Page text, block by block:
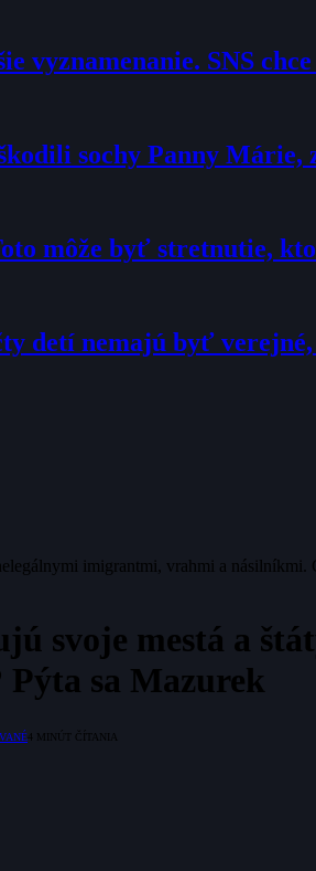
vyznamenanie. SNS
sochy Panny
môže byť stretnutie,
detí nemajú byť
imigrantmi, vrahmi a násilníkmi.
svoje mestá a
sa Mazurek
4 MINÚT ČÍTANIA